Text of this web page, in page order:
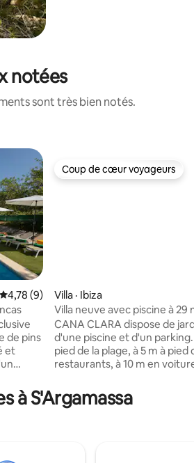
notées
sont très bien notés.
Note moyenne de 4,78 sur 5, 9
4,78 (9)
de pins
et
et de
Coup de cœur voyageurs
Coup de cœur voyageurs
Villa · Ibiza
Villa neuve avec piscine à 29
la ville d'Ibiza
CANA CLARA dispose de
d'une piscine et d'un parking.
pied de la plage, à 5 m à pied
restaurants, à 10 m en
moderne et frais. 3
avec salle de bain attenante et
à S'Argamassa